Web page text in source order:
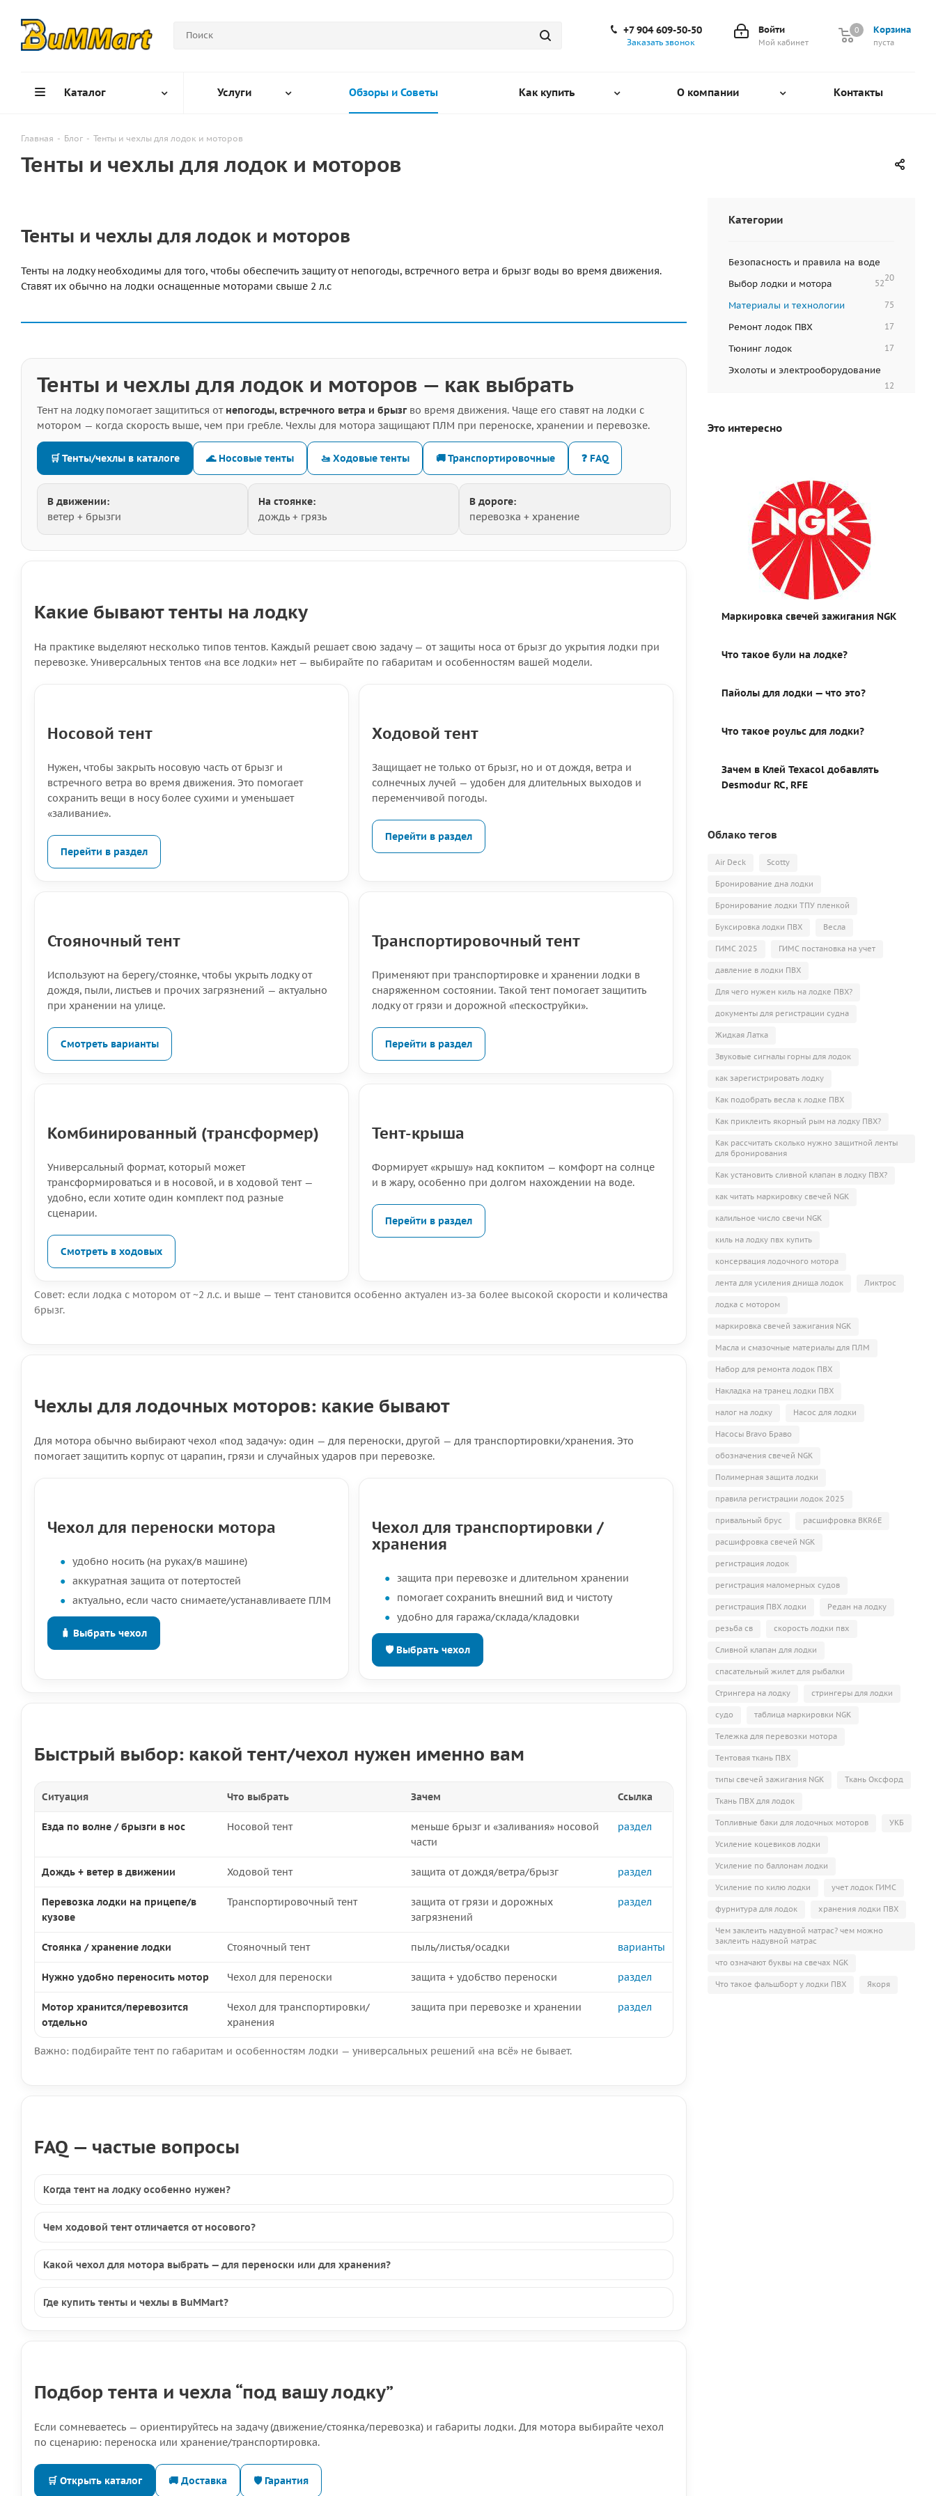
Корзина
0
пуста
0
Войти
Мой кабинет
+7 904 609-50-50
Заказать звонок
Каталог Услуги Обзоры и Советы Как купить О компании Контакты
Главная - Блог - Тенты и чехлы для лодок и моторов
Тенты и чехлы для лодок и моторов
Тенты и чехлы для лодок и моторов
Тенты на лодку необходимы для того, чтобы обеспечить защиту от непогоды, встречного ветра и брызг воды во время движения.
Ставят их обычно на лодки оснащенные моторами свыше 2 л.с
Тенты и чехлы для лодок и моторов — как выбрать
Тент на лодку помогает защититься от непогоды, встречного ветра и брызгво время движения. Чаще его ставят на лодки с
мотором — когда скорость выше, чем при гребле. Чехлы для мотора защищают ПЛМ при переноске, хранении и перевозке.
🛒 Тенты/чехлы в каталоге 🌊 Носовые тенты 🚤 Ходовые тенты 🚚 Транспортировочные ❓ FAQ
В движении:
ветер + брызги
На стоянке:
дождь + грязь
В дороге:
перевозка + хранение
Какие бывают тенты на лодку
На практике выделяют несколько типов тентов. Каждый решает свою задачу — от защиты носа от брызг до укрытия лодки при
перевозке. Универсальных тентов «на все лодки» нет — выбирайте по габаритам и особенностям вашей модели.
Носовой тент
Нужен, чтобы закрыть носовую часть от брызг и
встречного ветра во время движения. Это помогает
сохранить вещи в носу более сухими и уменьшает
«заливание».
Перейти в раздел
Ходовой тент
Защищает не только от брызг, но и от дождя, ветра и
солнечных лучей — удобен для длительных выходов и
переменчивой погоды.
Перейти в раздел
Стояночный тент
Используют на берегу/стоянке, чтобы укрыть лодку от
дождя, пыли, листьев и прочих загрязнений — актуально
при хранении на улице.
Смотреть варианты
Транспортировочный тент
Применяют при транспортировке и хранении лодки в
снаряженном состоянии. Такой тент помогает защитить
лодку от грязи и дорожной «пескоструйки».
Перейти в раздел
Комбинированный (трансформер)
Универсальный формат, который может
трансформироваться и в носовой, и в ходовой тент —
удобно, если хотите один комплект под разные
сценарии.
Смотреть в ходовых
Тент-крыша
Формирует «крышу» над кокпитом — комфорт на солнце
и в жару, особенно при долгом нахождении на воде.
Перейти в раздел
Совет: если лодка с мотором от ~2 л.с. и выше — тент становится особенно актуален из-за более высокой скорости и количества
брызг.
Чехлы для лодочных моторов: какие бывают
Для мотора обычно выбирают чехол «под задачу»: один — для переноски, другой — для транспортировки/хранения. Это
помогает защитить корпус от царапин, грязи и случайных ударов при перевозке.
Чехол для переноски мотора
удобно носить (на руках/в машине)
аккуратная защита от потертостей
актуально, если часто снимаете/устанавливаете ПЛМ
🧳 Выбрать чехол
Чехол для транспортировки /
хранения
защита при перевозке и длительном хранении
помогает сохранить внешний вид и чистоту
удобно для гаража/склада/кладовки
🛡 Выбрать чехол
Быстрый выбор: какой тент/чехол нужен именно вам
Ситуация Что выбрать Зачем Ссылка
Езда по волне / брызги в нос Носовой тент
меньше брызг и «заливания» носовой
части
раздел
Дождь + ветер в движении Ходовой тент защита от дождя/ветра/брызг раздел
Перевозка лодки на прицепе/в
кузове
Транспортировочный тент
защита от грязи и дорожных
загрязнений
раздел
Стоянка / хранение лодки Стояночный тент пыль/листья/осадки варианты
Нужно удобно переносить мотор Чехол для переноски защита + удобство переноски раздел
Мотор хранится/перевозится
отдельно
Чехол для транспортировки/
хранения
защита при перевозке и хранении раздел
Важно: подбирайте тент по габаритам и особенностям лодки — универсальных решений «на всё» не бывает.
FAQ — частые вопросы
Когда тент на лодку особенно нужен?
Чем ходовой тент отличается от носового?
Какой чехол для мотора выбрать — для переноски или для хранения?
Где купить тенты и чехлы в BuMMart?
Подбор тента и чехла “под вашу лодку”
Если сомневаетесь — ориентируйтесь на задачу (движение/стоянка/перевозка) и габариты лодки. Для мотора выбирайте чехол
по сценарию: переноска или хранение/транспортировка.
🛒 Открыть каталог 🚚 Доставка 🛡 Гарантия
Категории
Безопасность и правила на воде
20
Выбор лодки и мотора 52
Материалы и технологии 75
Ремонт лодок ПВХ 17
Тюнинг лодок 17
Эхолоты и электрооборудование
12
Это интересно
Маркировка свечей зажигания NGK
Что такое були на лодке?
Пайолы для лодки — что это?
Что такое роульс для лодки?
Зачем в Клей Texacol добавлять
Desmodur RC, RFE
Облако тегов
Air Deck Scotty
Бронирование дна лодки
Бронирование лодки ТПУ пленкой
Буксировка лодки ПВХ Весла
ГИМС 2025 ГИМС постановка на учет
давление в лодки ПВХ
Для чего нужен киль на лодке ПВХ?
документы для регистрации судна
Жидкая Латка
Звуковые сигналы горны для лодок
как зарегистрировать лодку
Как подобрать весла к лодке ПВХ
Как приклеить якорный рым на лодку ПВХ?
Как рассчитать сколько нужно защитной ленты
для бронирования
Как установить сливной клапан в лодку ПВХ?
как читать маркировку свечей NGK
калильное число свечи NGK
киль на лодку пвх купить
консервация лодочного мотора
лента для усиления днища лодок Ликтрос
лодка с мотором
маркировка свечей зажигания NGK
Масла и смазочные материалы для ПЛМ
Набор для ремонта лодок ПВХ
Накладка на транец лодки ПВХ
налог на лодку Насос для лодки
Насосы Bravo Браво
обозначения свечей NGK
Полимерная защита лодки
правила регистрации лодок 2025
привальный брус расшифровка BKR6E
расшифровка свечей NGK
регистрация лодок
регистрация маломерных судов
регистрация ПВХ лодки Редан на лодку
резьба св скорость лодки пвх
Сливной клапан для лодки
спасательный жилет для рыбалки
Стрингера на лодку стрингеры для лодки
судо таблица маркировки NGK
Тележка для перевозки мотора
Тентовая ткань ПВХ
типы свечей зажигания NGK Ткань Оксфорд
Ткань ПВХ для лодок
Топливные баки для лодочных моторов УКБ
Усиление коцевиков лодки
Усиление по баллонам лодки
Усиление по килю лодки учет лодок ГИМС
фурнитура для лодок хранения лодки ПВХ
Чем заклеить надувной матрас? чем можно
заклеить надувной матрас
что означают буквы на свечах NGK
Что такое фальшборт у лодки ПВХ Якоря